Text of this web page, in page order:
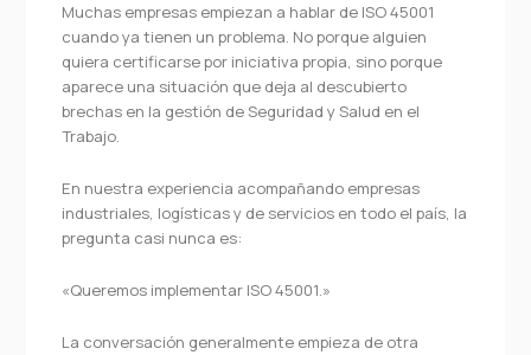
Muchas empresas empiezan a hablar de ISO 45001
cuando ya tienen un problema. No porque alguien
quiera certificarse por iniciativa propia, sino porque
aparece una situación que deja al descubierto
brechas en la gestión de Seguridad y Salud en el
Trabajo.
En nuestra experiencia acompañando empresas
industriales, logísticas y de servicios en todo el país, la
pregunta casi nunca es:
«Queremos implementar ISO 45001.»
La conversación generalmente empieza de otra